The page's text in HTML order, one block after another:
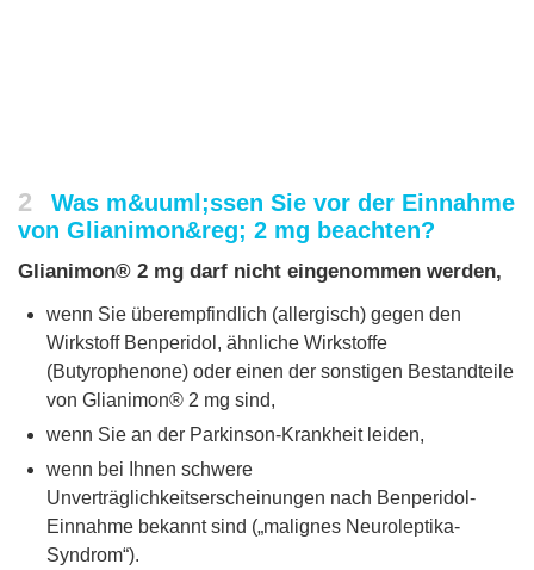
2
Was m&uuml;ssen Sie vor der Einnahme
von Glianimon&reg; 2 mg beachten?
Glianimon® 2 mg darf nicht eingenommen werden,
wenn Sie überempfindlich (allergisch) gegen den
Wirkstoff Benperidol, ähnliche Wirkstoffe
(Butyrophenone) oder einen der sonstigen Bestandteile
von Glianimon® 2 mg sind,
wenn Sie an der Parkinson-Krankheit leiden,
wenn bei Ihnen schwere
Unverträglichkeitserscheinungen nach Benperidol-
Einnahme bekannt sind („malignes Neuroleptika-
Syndrom“).